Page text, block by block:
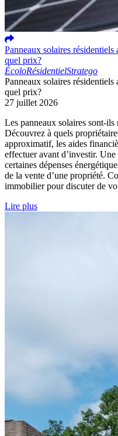
Panneaux solaires
quel prix?
ÉcoloRésidentielStratego
Panneaux solaires
quel prix?
27 juillet 2026
Les panneaux solaires sont-
Découvrez à quels
approximatif, les aides
effectuer avant d’investir.
certaines dépenses
de la vente d’une propriété.
immobilier pour discuter de
Lire plus